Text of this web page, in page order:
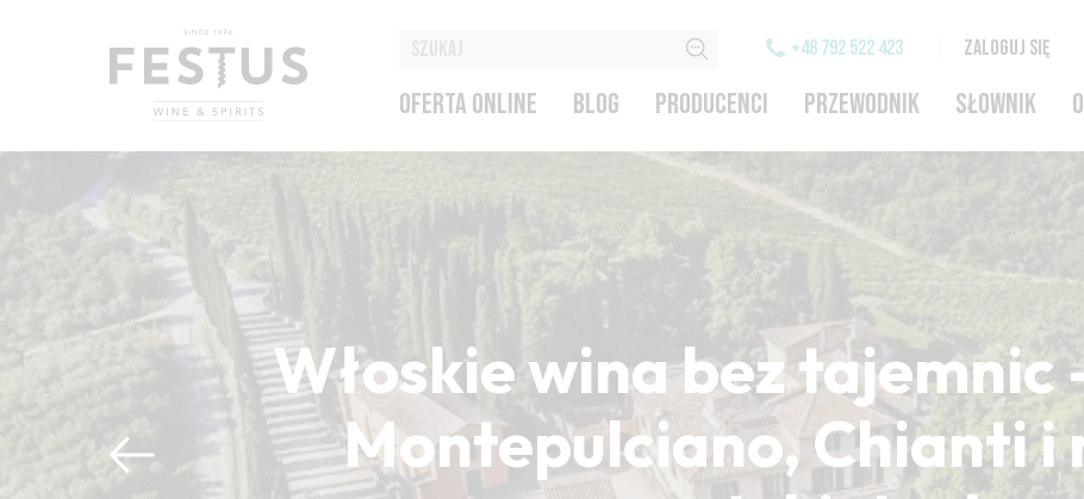
+48 792 522 423 ZALOGUJ SIĘ
OFERTA ONLINE BLOG PRODUCENCI PRZEWODNIK SŁOWNIK
Włoskie wina bez tajemnic
Montepulciano, Chianti i